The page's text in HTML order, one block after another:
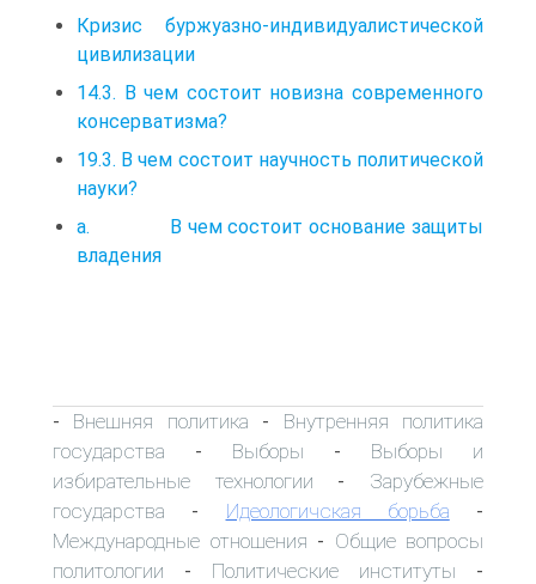
Кризис буржуазно-индивидуалистической
цивилизации
14.3. В чем состоит новизна современного
консерватизма?
19.3. В чем состоит научность политической
науки?
а. В чем состоит основание защиты
владения
- Внешняя политика - Внутренняя политика
государства - Выборы - Выборы и
избирательные технологии - Зарубежные
государства - Идеологичская борьба -
Международные отношения - Общие вопросы
политологии - Политические институты -